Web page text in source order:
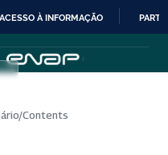
ACESSO À INFORMAÇÃO
Contents